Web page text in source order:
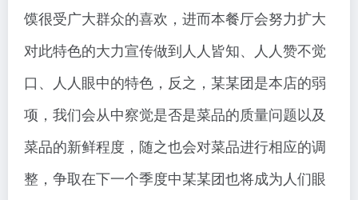
馍很受广大群众的喜欢，进而本餐厅会努力扩大
对此特色的大力宣传做到人人皆知、人人赞不觉
口、人人眼中的特色，反之，某某团是本店的弱
项，我们会从中察觉是否是菜品的质量问题以及
菜品的新鲜程度，随之也会对菜品进行相应的调
整，争取在下一个季度中某某团也将成为人们眼